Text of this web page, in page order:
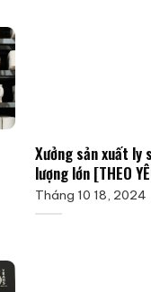
Xưởng sản xuất ly
lượng lớn [THEO
Tháng 10 18, 2024